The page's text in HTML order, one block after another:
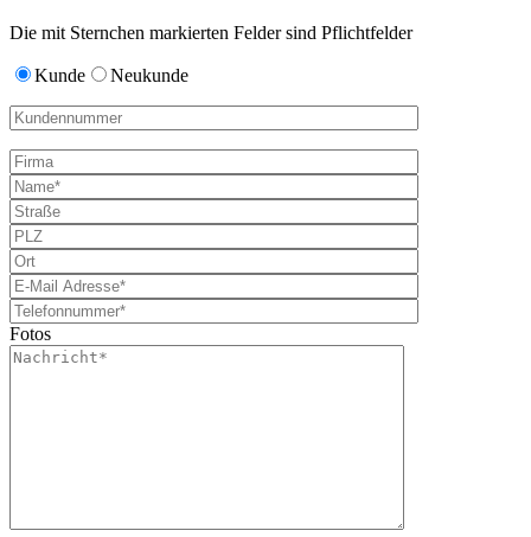
Die mit Sternchen markierten Felder sind Pflichtfelder
Kunde Neukunde
Fotos